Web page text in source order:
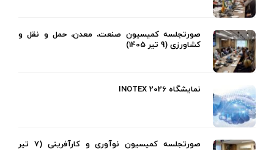
صورتجلسه کمیسیون صنعت، معدن، حمل و نقل و
کشاورزی (9 تیر 1405)
نمایشگاه INOTEX 2026
صورتجلسه کمیسیون نوآوری و کارآفرینی (7 تیر